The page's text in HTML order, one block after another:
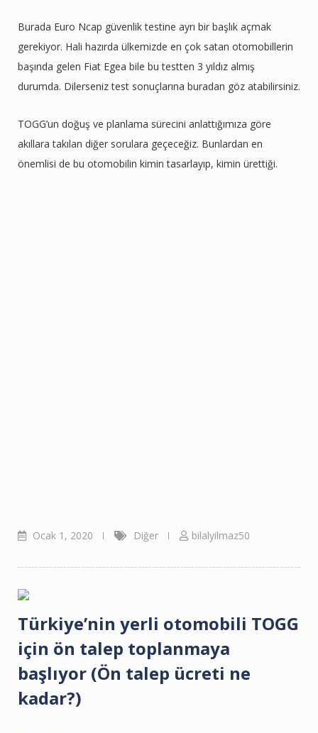
Burada Euro Ncap güvenlik testine ayrı bir başlık açmak
gerekiyor. Hali hazırda ülkemizde en çok satan otomobillerin
başında gelen Fiat Egea bile bu testten 3 yıldız almış
durumda. Dilerseniz test sonuçlarına buradan göz atabilirsiniz.
TOGG’un doğuş ve planlama sürecini anlattığımıza göre
akıllara takılan diğer sorulara geçeceğiz. Bunlardan en
önemlisi de bu otomobilin kimin tasarlayıp, kimin ürettiği.
Ocak 1, 2020 Diğer bilalyilmaz50
Türkiye’nin yerli otomobili TOGG
için ön talep toplanmaya
başlıyor (Ön talep ücreti ne
kadar?)